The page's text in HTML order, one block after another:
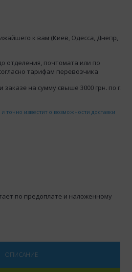
к вам (Киев, Одесса, Днепр,
отделения, почтомата или по
тарифам перевозчика
заказе на сумму свыше 3000 грн. по г.
точно известит о возможности доставки
по предоплате и наложенному
ОПИСАНИЕ